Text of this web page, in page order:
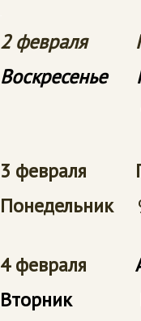
2 февраля
Воскресенье
9:00
3 февраля
Понедельник
4 февраля
Вторник